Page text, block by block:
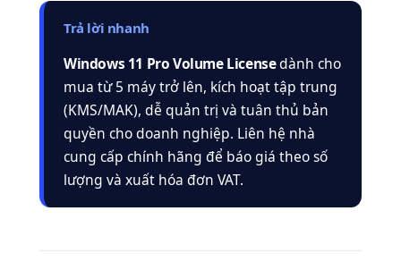
Trả lời nhanh
Windows 11 Pro Volume Licensedành cho
mua từ 5 máy trở lên, kích hoạt tập trung
(KMS/MAK), dễ quản trị và tuân thủ bản
quyền cho doanh nghiệp. Liên hệ nhà
cung cấp chính hãng để báo giá theo số
lượng và xuất hóa đơn VAT.